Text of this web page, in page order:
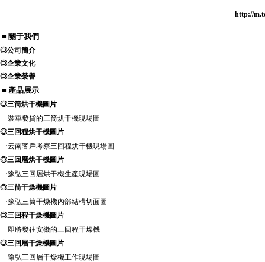
http://
■ 關于我們
◎公司簡介
◎企業文化
◎企業榮譽
■ 產品展示
◎三筒烘干機圖片
·裝車發貨的三筒烘干機現場圖
◎三回程烘干機圖片
·云南客戶考察三回程烘干機現場圖
◎三回層烘干機圖片
·豫弘三回層烘干機生產現場圖
◎三筒干燥機圖片
·豫弘三筒干燥機內部結構切面圖
◎三回程干燥機圖片
·即將發往安徽的三回程干燥機
◎三回層干燥機圖片
·豫弘三回層干燥機工作現場圖